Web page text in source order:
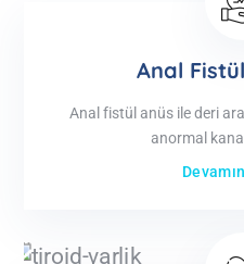
Anal
Anal fistül anüs ile deri
anormal